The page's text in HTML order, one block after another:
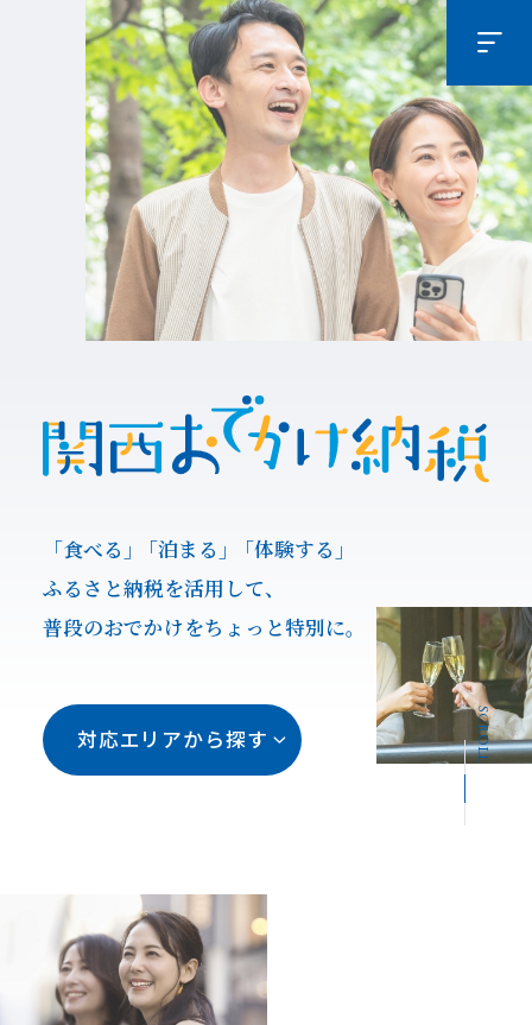
SCROLL
「食べる」 「泊まる」
「体験する」
ふるさと納税を活用して、
普段のおでかけをちょっと特別に。
対応エリアから探す